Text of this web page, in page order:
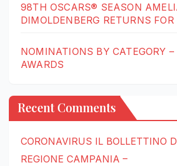
98TH OSCARS® SEASON
DIMOLDENBERG RETURNS
NOMINATIONS BY CATEGORY
AWARDS
Recent Comments
CORONAVIRUS IL BOLLETTINO
REGIONE CAMPANIA –